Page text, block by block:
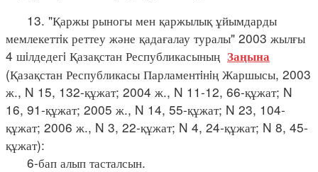
13. "Қаржы рыногы мен қаржылық ұйымдарды
мемлекеттiк реттеу және қадағалау туралы" 2003 жылғы
4 шiлдедегi Қазақстан Республикасының Заңына
(Қазақстан Республикасы Парламентiнiң Жаршысы, 2003
ж., N 15, 132-құжат; 2004 ж., N 11-12, 66-құжат; N
16, 91-құжат; 2005 ж., N 14, 55-құжат; N 23, 104-
құжат; 2006 ж., N 3, 22-құжат; N 4, 24-құжат; N 8, 45-
құжат):
6-бап алып тасталсын.